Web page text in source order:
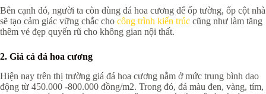
Bên cạnh đó, người ta còn dùng đá hoa cương để ốp tường, ốp cột nhà
sẽ tạo cảm giác vững chắc cho công trình kiến trúc cũng như làm tăng
thêm vẻ đẹp quyến rũ cho không gian nội thất.
2. Giá cả đá hoa cương
Hiện nay trên thị trường giá đá hoa cương nằm ở mức trung bình dao
động từ 450.000 -800.000 đồng/m2. Trong đó, đá màu đen, vàng, tím,